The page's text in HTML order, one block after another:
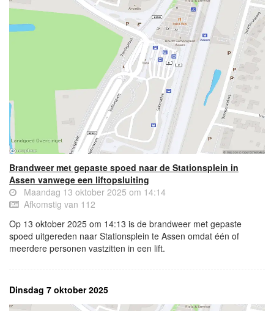
Brandweer met gepaste spoed naar de Stationsplein in
Assen vanwege een liftopsluiting
Maandag 13 oktober 2025 om 14:14
Afkomstig van 112
Op 13 oktober 2025 om 14:13 is de brandweer met gepaste
spoed uitgereden naar Stationsplein te Assen omdat één of
meerdere personen vastzitten in een lift.
Dinsdag 7 oktober 2025